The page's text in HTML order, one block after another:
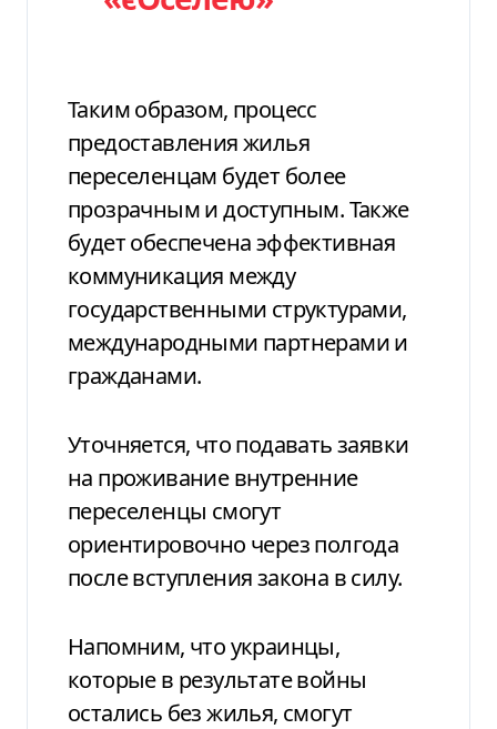
Таким образом, процесс
предоставления жилья
переселенцам будетболее
прозрачным и доступным. Также
будет обеспеченаэффективная
коммуникация между
государственными структурами,
международными партнерами и
гражданами.
Уточняется, что подавать заявки
на проживание внутренние
переселенцы смогут
ориентировочно через полгода
после вступления закона в силу.
Напомним, что украинцы,
которые в результате войны
остались без жилья, смогут